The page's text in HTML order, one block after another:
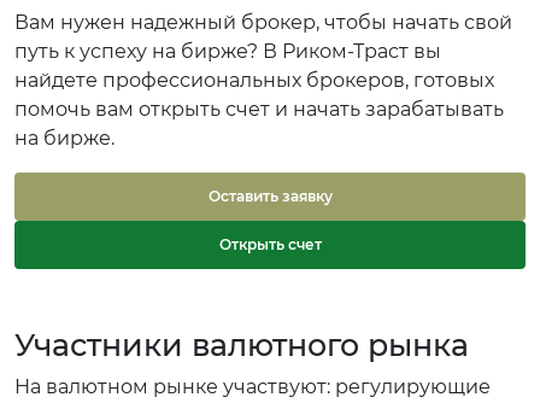
Вам нужен надежный брокер, чтобы начать свой
путь к успеху на бирже? В Риком-Траст вы
найдете профессиональных брокеров, готовых
помочь вам открыть счет и начать зарабатывать
на бирже.
Оставить заявку
Открыть счет
Участники валютного рынка
На валютном рынке участвуют: регулирующие